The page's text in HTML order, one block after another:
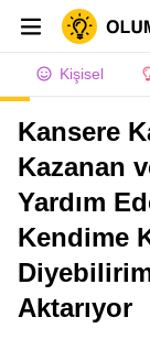
Kişisel
Kansere
Kazanan
Yardım
Kendime
Aktarıyor